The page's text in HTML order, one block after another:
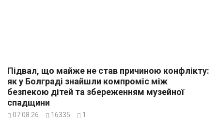
Підвал, що майже не став причиною конфлікту:
як у Болграді знайшли компроміс між
безпекою дітей та збереженням музейної
спадщини
07.08.26 16335 1